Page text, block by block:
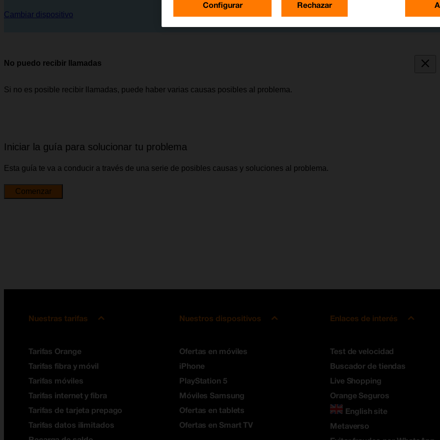
Cambiar dispositivo
No puedo recibir llamadas
Si no es posible recibir llamadas, puede haber varias causas posibles al problema.
Iniciar la guía para solucionar tu problema
Esta guía te va a conducir a través de una serie de posibles causas y soluciones al problema.
Comenzar
Nuestras tarifas
Tarifas Orange
Tarifas fibra y móvil
Tarifas móviles
Tarifas internet y fibra
Tarifas de tarjeta prepago
Tarifas datos ilimitados
Nuestros dispositivos
Ofertas en móviles
iPhone
PlayStation 5
Móviles Samsung
Ofertas en tablets
Ofertas en Smart TV
Enlaces de interés
Test de velocidad
Buscador de tiendas
Live Shopping
Orange Seguros
English site
Metaverso
Configurar Rechazar